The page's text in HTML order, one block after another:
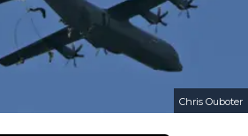
Chris Ouboter